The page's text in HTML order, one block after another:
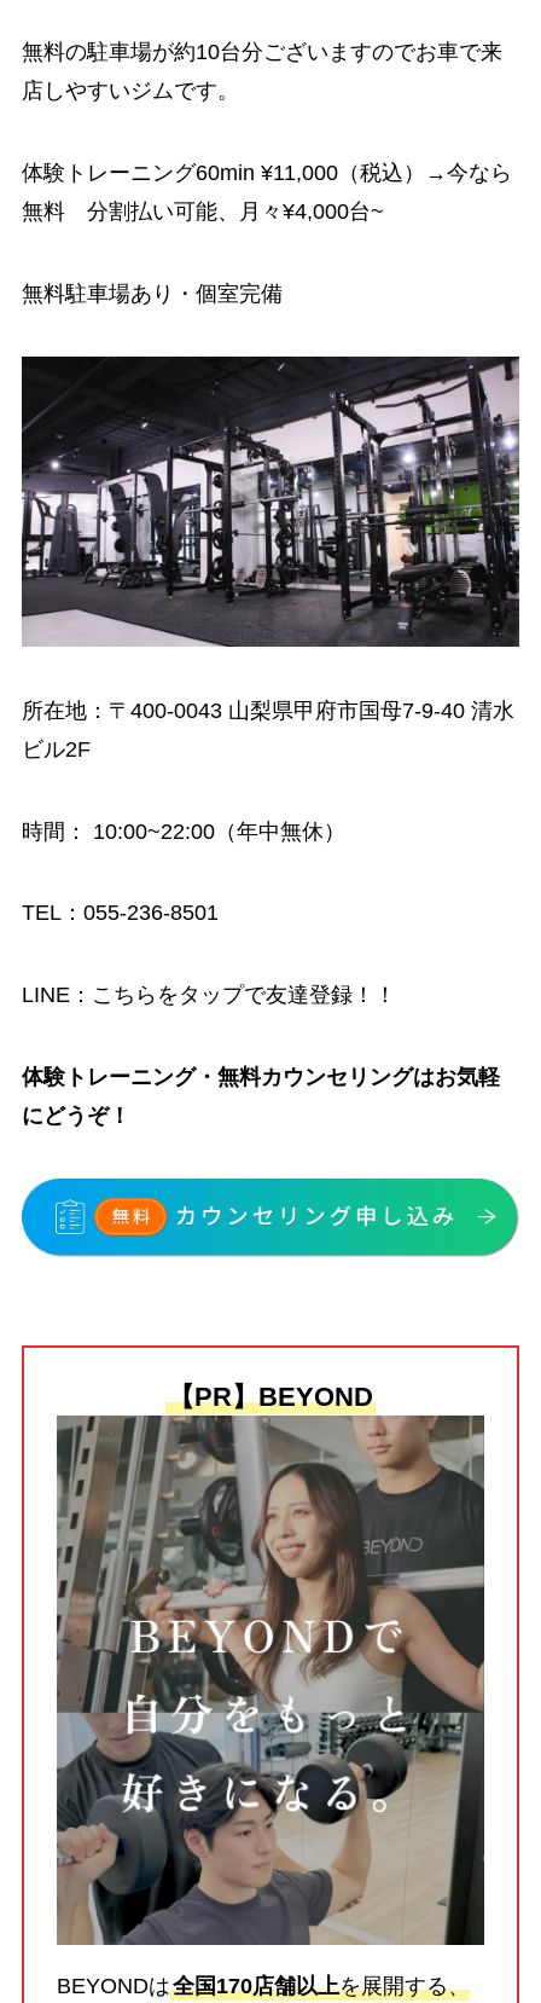
無料の駐車場が約10台分ございますのでお車で来
店しやすいジムです。
体験トレーニング60min ¥11,000（税込）→今なら
無料 分割払い可能、月々¥4,000台~
無料駐車場あり・個室完備
所在地：〒400-0043 山梨県甲府市国母7-9-40 清水
ビル2F
時間 ： 10:00~22:00（年中無休）
TEL：055-236-8501
LINE： こちらをタップで友達登録！！
体験トレーニング・無料カウンセリングはお気軽
にどうぞ！
【PR】BEYOND
BEYONDは全国170店舗以上を展開する、